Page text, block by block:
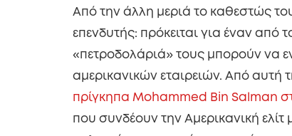
Από την άλλη μεριά το καθεστώς
επενδυτής: πρόκειται για έναν
«πετροδολάριά» τους μπορούν να
αμερικανικών εταιρειών. Από
πρίγκηπα Mohammed Bin Salman
που συνδέουν την Αμερικανική